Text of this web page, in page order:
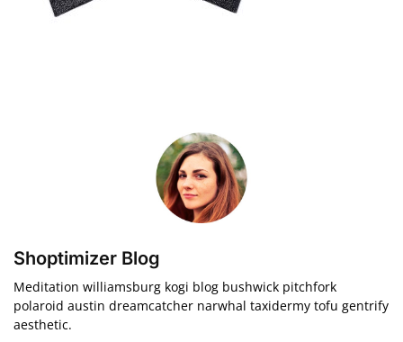
Shoptimizer Blog
Meditation williamsburg kogi blog bushwick pitchfork
polaroid austin dreamcatcher narwhal taxidermy tofu gentrify
aesthetic.